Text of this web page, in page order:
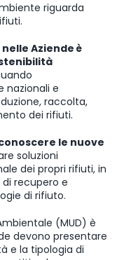
riguarda
Aziende è
nazionali e
raccolta,
dei rifiuti.
le nuove
soluzioni
dei propri rifiuti, in
recupero e
di rifiuto.
(MUD) è
devono presentare
e la tipologia di